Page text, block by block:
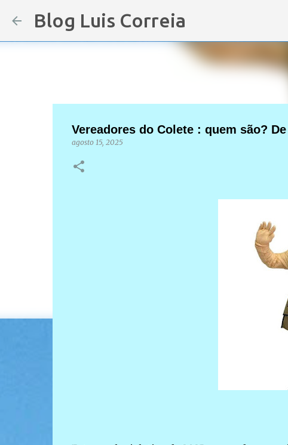
Blog Luis Correia
Vereadores do Colete : quem são?
agosto 15, 2025